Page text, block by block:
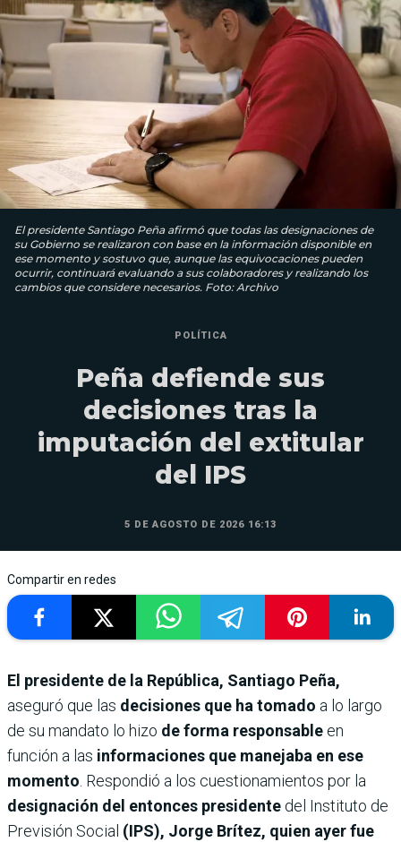
El presidente Santiago Peña afirmó que todas las designaciones de
su Gobierno se realizaron con base en la información disponible en
ese momento y sostuvo que, aunque las equivocaciones pueden
ocurrir, continuará evaluando a sus colaboradores y realizando los
cambios que considere necesarios. Foto: Archivo
POLÍTICA
Peña defiende sus
decisiones tras la
imputación del extitular
del IPS
5 DE AGOSTO DE 2026 16:13
Compartir en redes
El presidente de la República, Santiago Peña,
aseguró que las decisiones que ha tomado a lo largo
de su mandato lo hizo de forma responsable en
función a las informaciones que manejaba en ese
momento. Respondió a los cuestionamientos por la
designación del entonces presidente del Instituto de
Previsión Social (IPS), Jorge Brítez, quien ayer fue